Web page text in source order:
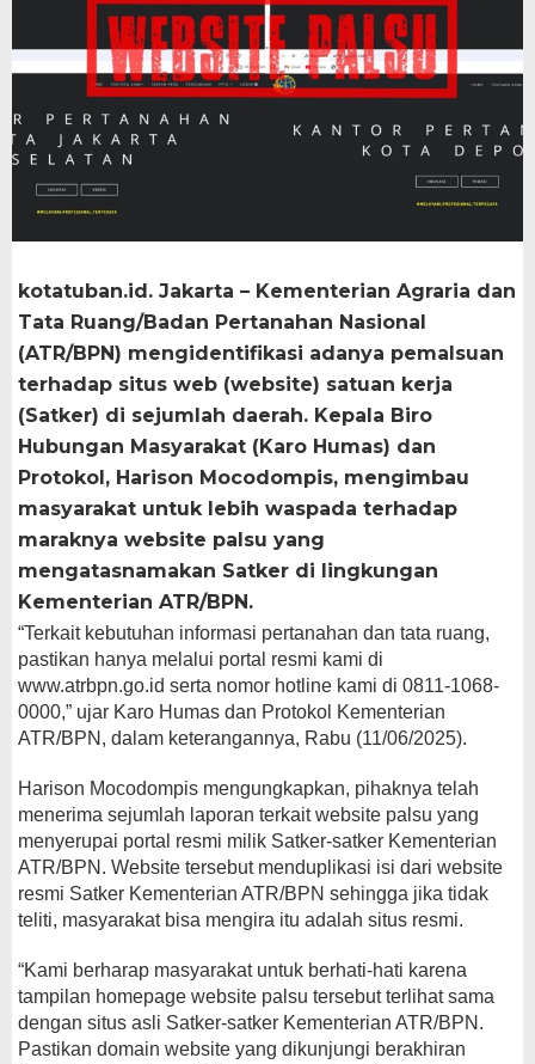
kotatuban.id. Jakarta – Kementerian Agraria dan
Tata Ruang/Badan Pertanahan Nasional
(ATR/BPN) mengidentifikasi adanya pemalsuan
terhadap situs web (website) satuan kerja
(Satker) di sejumlah daerah. Kepala Biro
Hubungan Masyarakat (Karo Humas) dan
Protokol, Harison Mocodompis, mengimbau
masyarakat untuk lebih waspada terhadap
maraknya website palsu yang
mengatasnamakan Satker di lingkungan
Kementerian ATR/BPN.
“Terkait kebutuhan informasi pertanahan dan tata ruang,
pastikan hanya melalui portal resmi kami di
www.atrbpn.go.id serta nomor hotline kami di 0811-1068-
0000,” ujar Karo Humas dan Protokol Kementerian
ATR/BPN, dalam keterangannya, Rabu (11/06/2025).
Harison Mocodompis mengungkapkan, pihaknya telah
menerima sejumlah laporan terkait website palsu yang
menyerupai portal resmi milik Satker-satker Kementerian
ATR/BPN. Website tersebut menduplikasi isi dari website
resmi Satker Kementerian ATR/BPN sehingga jika tidak
teliti, masyarakat bisa mengira itu adalah situs resmi.
“Kami berharap masyarakat untuk berhati-hati karena
tampilan homepage website palsu tersebut terlihat sama
dengan situs asli Satker-satker Kementerian ATR/BPN.
Pastikan domain website yang dikunjungi berakhiran